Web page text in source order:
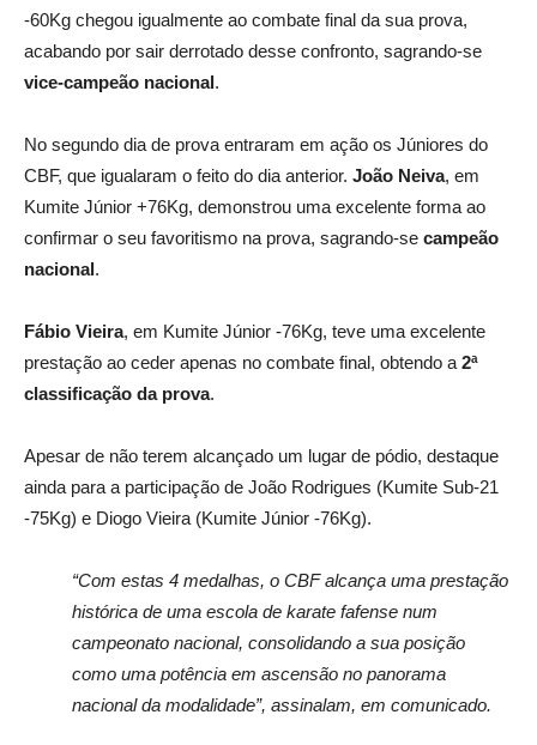
-60Kg chegou igualmente ao combate final da sua prova,
acabando por sair derrotado desse confronto, sagrando-se
vice-campeão nacional.
No segundo dia de prova entraram em ação os Júniores do
CBF, que igualaram o feito do dia anterior. João Neiva, em
Kumite Júnior +76Kg, demonstrou uma excelente forma ao
confirmar o seu favoritismo na prova, sagrando-se campeão
nacional.
Fábio Vieira, em Kumite Júnior -76Kg, teve uma excelente
prestação ao ceder apenas no combate final, obtendo a 2ª
classificação da prova.
Apesar de não terem alcançado um lugar de pódio, destaque
ainda para a participação de João Rodrigues (Kumite Sub-21
-75Kg) e Diogo Vieira (Kumite Júnior -76Kg).
“Com estas 4 medalhas, o CBF alcança uma prestação
histórica de uma escola de karate fafense num
campeonato nacional, consolidando a sua posição
como uma potência em ascensão no panorama
nacional da modalidade”, assinalam, em comunicado.